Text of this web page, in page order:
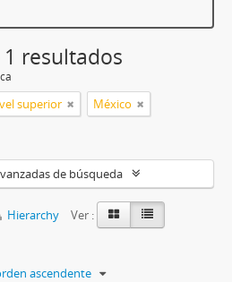
resultados
superior México
de búsqueda
Hierarchy
Ver :
ascendente